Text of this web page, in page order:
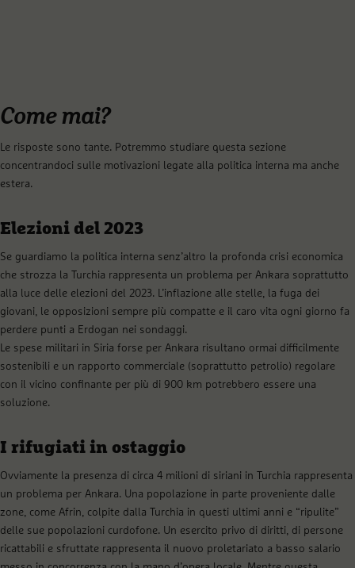
Come mai?
Le risposte sono tante. Potremmo studiare questa sezione
concentrandoci sulle motivazioni legate alla politica interna ma anche
estera.
Elezioni del 2023
Se guardiamo la politica interna senz’altro la profonda crisi economica
che strozza la Turchia rappresenta un problema per Ankara soprattutto
alla luce delle elezioni del 2023. L’inflazione alle stelle, la fuga dei
giovani, le opposizioni sempre più compatte e il caro vita ogni giorno fa
perdere punti a Erdogan nei sondaggi.
Le spese militari in Siria forse per Ankara risultano ormai difficilmente
sostenibili e un rapporto commerciale (soprattutto petrolio) regolare
con il vicino confinante per più di 900 km potrebbero essere una
soluzione.
I rifugiati in ostaggio
Ovviamente la presenza di circa 4 milioni di siriani in Turchia rappresenta
un problema per Ankara. Una popolazione in parte proveniente dalle
zone, come Afrin, colpite dalla Turchia in questi ultimi anni e “ripulite”
delle sue popolazioni curdofone. Un esercito privo di diritti, di persone
ricattabili e sfruttate rappresenta il nuovo proletariato a basso salario